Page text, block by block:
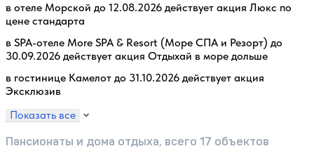
в отеле Морской до 12.08.2026 действует акция Люкс по
цене стандарта
в SPA-отеле More SPA & Resort (Море СПА и Резорт) до
30.09.2026 действует акция Отдыхай в море дольше
в гостинице Камелот до 31.10.2026 действует акция
Эксклюзив
Показать все
Пансионаты и дома отдыха, всего 17 объектов